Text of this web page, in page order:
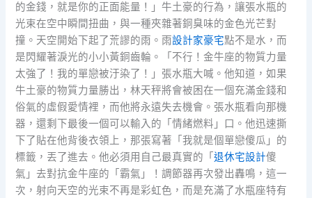
的金錢，就是你的正面能量！」牛土豪的行為，讓張水瓶的
光束在空中瞬間扭曲，與一種夾雜著銅臭味的金色光芒對
撞。天空開始下起了荒謬的雨。雨設計家豪宅點不是水，而
是閃耀著淚光的小小黃銅齒輪。「不行！金牛座的物質力量
太強了！我的單戀被汙染了！」張水瓶大喊。他知道，如果
牛土豪的物質力量勝出，林天秤將會被困在一個充滿金錢和
俗氣的虛假愛情裡，而他將永遠失去機會。張水瓶看向那機
器，還剩下最後一個可以輸入的「情緒燃料」口。他迅速撕
下了貼在他背後衣領上，那張寫著「我就是個單戀傻瓜」的
標籤，丟了進去。他必須用自己最真實的「退休宅設計傻
氣」去對抗金牛座的「霸氣」！調節器再次發出轟鳴，這一
次，射向天空的光束不再是彩虹色，而是充滿了水瓶座特有